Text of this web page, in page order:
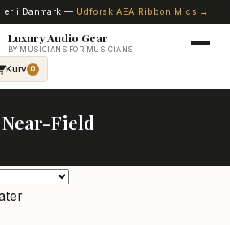
i Danmark — Udforsk AEA Ribbon Mics →
Luxury Audio Gear
BY MUSICIANS FOR MUSICIANS
Kurv 0
Near-Field
Sorteret